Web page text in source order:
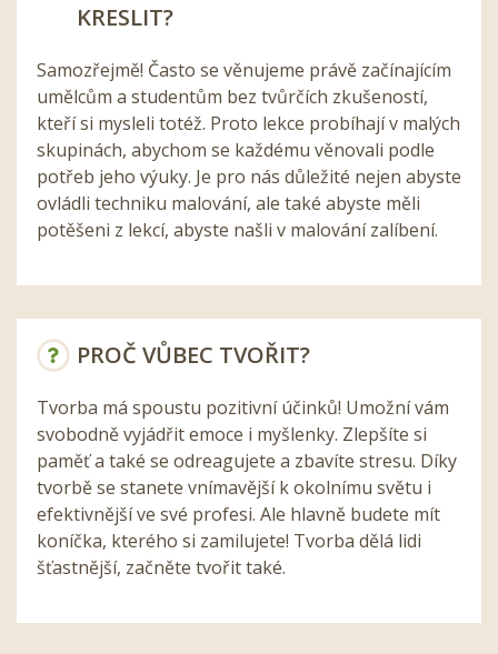
KRESLIT?
Samozřejmě! Často se věnujeme právě začínajícím
umělcům a studentům bez tvůrčích zkušeností,
kteří si mysleli totéž. Proto lekce probíhají v malých
skupinách, abychom se každému věnovali podle
potřeb jeho výuky. Je pro nás důležité nejen abyste
ovládli techniku malování, ale také abyste měli
potěšeni z lekcí, abyste našli v malování zalíbení.
PROČ VŮBEC TVOŘIT?
Tvorba má spoustu pozitivní účinků! Umožní vám
svobodně vyjádřit emoce i myšlenky. Zlepšíte si
paměť a také se odreagujete a zbavíte stresu. Díky
tvorbě se stanete vnímavější k okolnímu světu i
efektivnější ve své profesi. Ale hlavně budete mít
koníčka, kterého si zamilujete! Tvorba dělá lidi
šťastnější, začněte tvořit také.